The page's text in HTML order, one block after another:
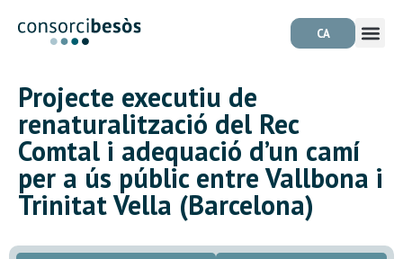
CA
Projecte executiu de
renaturalització del Rec
Comtal i adequació d’un camí
per a ús públic entre Vallbona i
Trinitat Vella (Barcelona)